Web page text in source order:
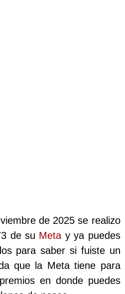
de 2025 se realizo
de su Meta y ya puedes
para saber si fuiste un
que la Meta tiene para
en donde puedes